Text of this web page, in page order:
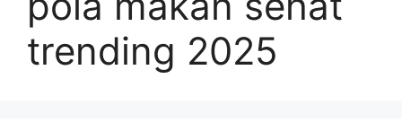
trending 2025